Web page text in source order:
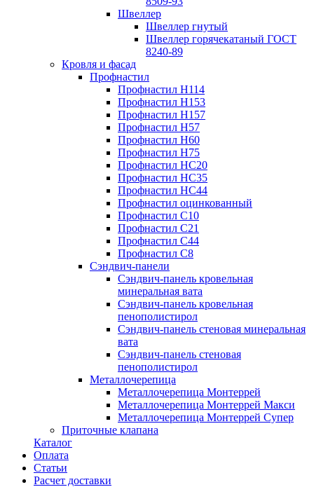
Швеллер
Швеллер гнутый
Швеллер горячекатаный ГОСТ
8240-89
Кровля и фасад
Профнастил
Профнастил Н114
Профнастил Н153
Профнастил Н157
Профнастил Н57
Профнастил Н60
Профнастил Н75
Профнастил НС20
Профнастил НС35
Профнастил НС44
Профнастил оцинкованный
Профнастил С10
Профнастил С21
Профнастил С44
Профнастил С8
Сэндвич-панели
Сэндвич-панель кровельная
минеральная вата
Сэндвич-панель кровельная
пенополистирол
Сэндвич-панель стеновая минеральная
вата
Сэндвич-панель стеновая
пенополистирол
Металлочерепица
Металлочерепица Монтеррей
Металлочерепица Монтеррей Макси
Металлочерепица Монтеррей Супер
Приточные клапана
Каталог
Оплата
Статьи
Расчет доставки